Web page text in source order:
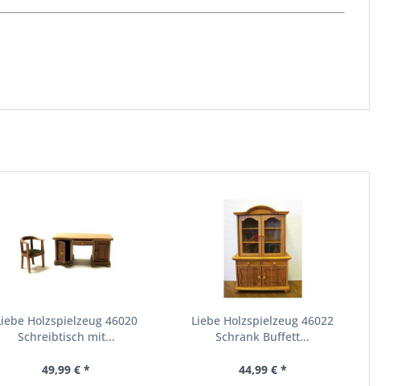
Holzspielzeug 46020
Schreibtisch mit...
49,99 € *
Liebe Holzspielzeug 46022
Schrank Buffett...
44,99 € *